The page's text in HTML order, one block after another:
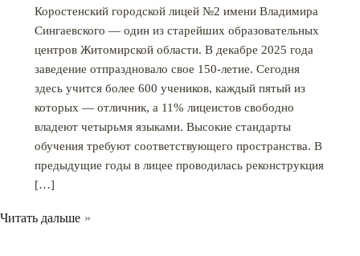
Коростенский городской лицей №2 имени Владимира
Сингаевского ― один из старейших образовательных
центров Житомирской области. В декабре 2025 года
заведение отпраздновало свое 150-летие. Сегодня
здесь учится более 600 учеников, каждый пятый из
которых ― отличник, а 11% лицеистов свободно
владеют четырьмя языками. Высокие стандарты
обучения требуют соответствующего пространства. В
предыдущие годы в лицее проводилась реконструкция
[…]
Читать дальше